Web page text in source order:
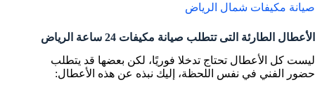
صيانة مكيفات شمال الرياض
الأعطال الطارئة التى تتطلب صيانة مكيفات 24 ساعة الرياض
ليست كل الأعطال تحتاج تدخلا فوريًا، لكن بعضها قد يتطلب
حضور الفني في نفس اللحظة، إليك نبذه عن هذه الأعطال: